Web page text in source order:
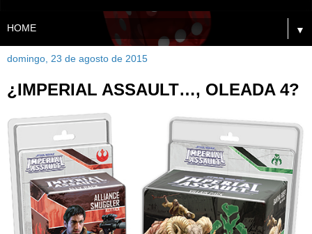
▼
domingo, 23 de agosto de 2015
¿IMPERIAL ASSAULT…, OLEADA 4?